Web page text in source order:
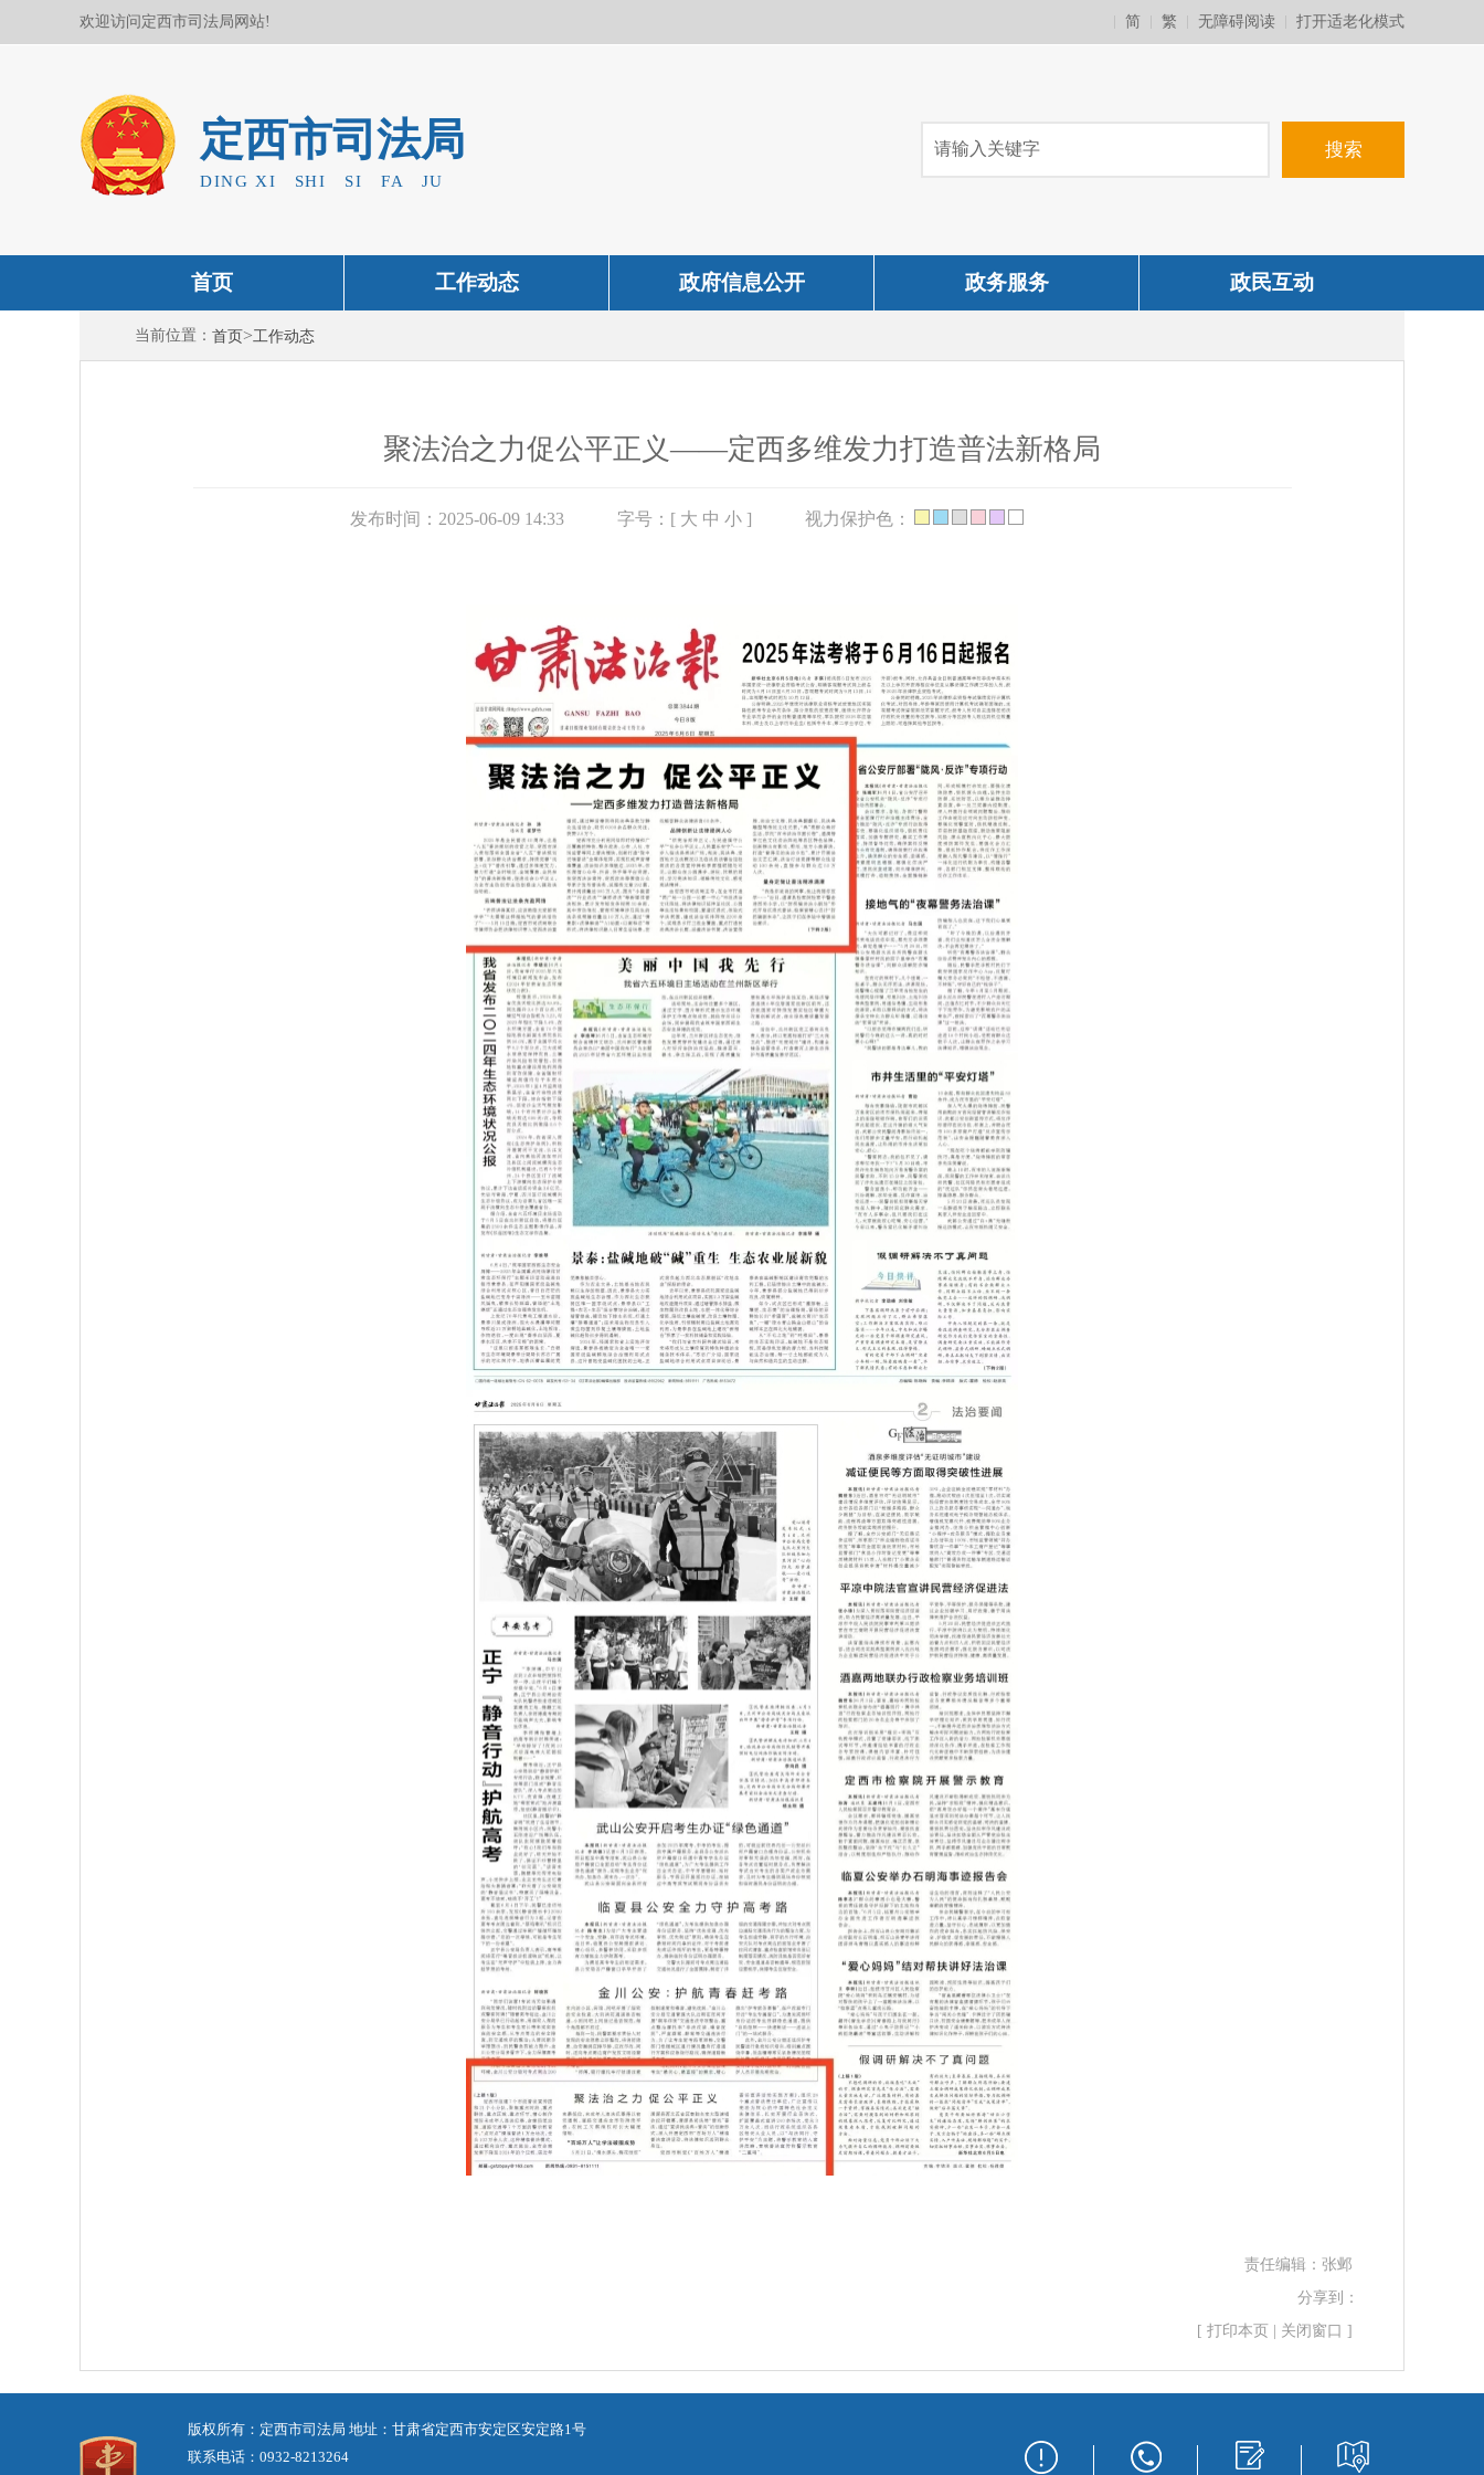
欢迎访问定西市司法局网站! 简 繁 无障碍阅读 打开适老化模式
定西市司法局
DING XI SHI SI FA JU
首页 工作动态 政府信息公开 政务服务 政民互动
当前位置： 首页>工作动态
聚法治之力促公平正义——定西多维发力打造普法新格局
发布时间：2025-06-09 14:33 字号：[ 大 中 小 ] 视力保护色：
责任编辑： 张邺
分享到：
[ 打印本页 关闭窗口 ]
版权所有：定西市司法局 地址：甘肃省定西市安定区安定路1号
联系电话：0932-8213264